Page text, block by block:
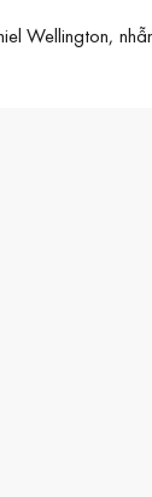
Wellington,